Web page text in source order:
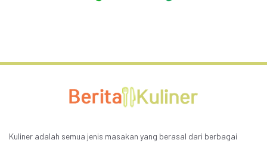
Kuliner adalah semua jenis masakan yang berasal dari berbagai